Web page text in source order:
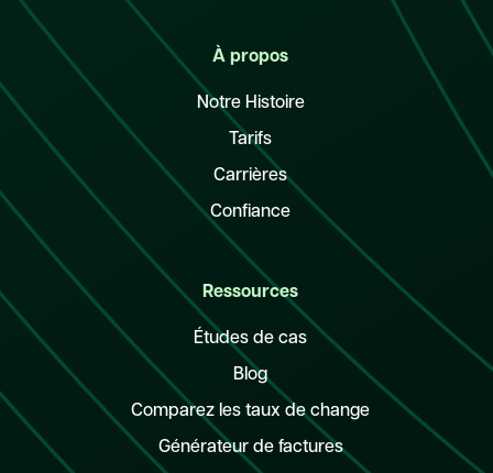
À propos
Notre Histoire
Tarifs
Carrières
Confiance
Ressources
Études de cas
Blog
Comparez les taux de change
Générateur de factures